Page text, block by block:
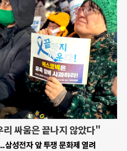
싸움은 끝나지 않았다"
삼성전자 앞 투쟁 문화제 열려